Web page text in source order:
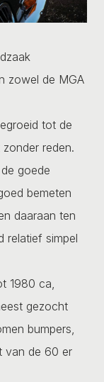
zowel de MGA
tot de
reden.
goede
bemeten
daaraan ten
relatief simpel
1980 ca,
gezocht
bumpers,
van de 60 er